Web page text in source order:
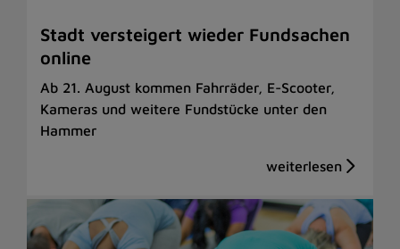
Stadt versteigert wieder Fundsachen
online
Ab 21. August kommen Fahrräder, E-Scooter,
Kameras und weitere Fundstücke unter den
Hammer